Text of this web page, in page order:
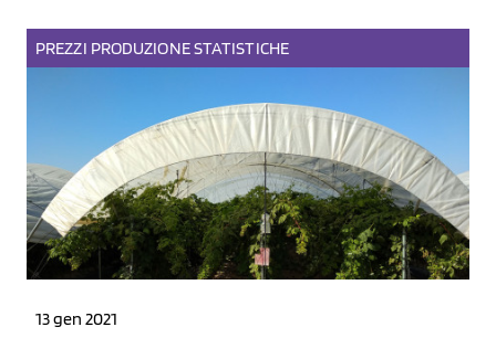
PREZZI PRODUZIONESTATISTICHE
13 gen 2021